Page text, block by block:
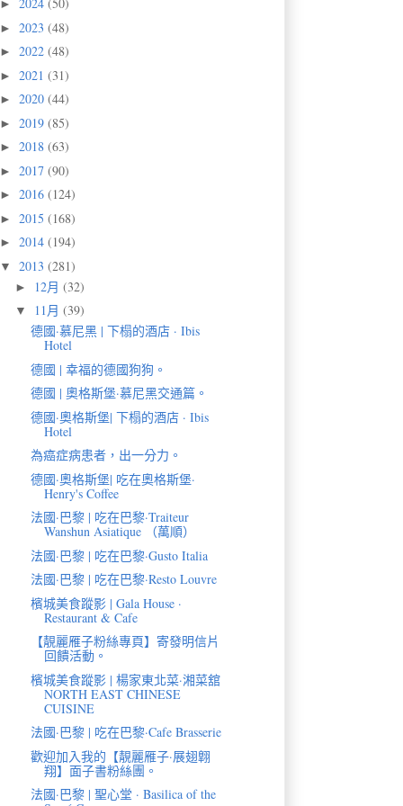
►
► 2023 (48)
► 2022 (48)
► 2021 (31)
► 2020 (44)
► 2019 (85)
► 2018 (63)
► 2017 (90)
► 2016 (124)
► 2015 (168)
► 2014 (194)
▼ 2013 (281)
► 12月 (32)
▼ 11月 (39)
德國·慕尼黑 | 下榻的酒店 · Ibis
Hotel
德國 | 幸福的德國狗狗。
德國 | 奧格斯堡·慕尼黑交通篇。
德國·奧格斯堡| 下榻的酒店 · Ibis
Hotel
為癌症病患者，出一分力。
德國·奧格斯堡| 吃在奧格斯堡·
Henry's Coffee
法國·巴黎 | 吃在巴黎·Traiteur
Wanshun Asiatique （萬順）
法國·巴黎 | 吃在巴黎·Gusto Italia
法國·巴黎 | 吃在巴黎·Resto Louvre
檳城美食蹤影 | Gala House ·
Restaurant & Cafe
【靚麗雁子粉絲專頁】寄發明信片
回饋活動。
檳城美食蹤影 | 楊家東北菜·湘菜舘
NORTH EAST CHINESE
CUISINE
法國·巴黎 | 吃在巴黎·Cafe Brasserie
歡迎加入我的【靚麗雁子·展翅翺
翔】面子書粉絲團。
法國·巴黎 | 聖心堂 · Basilica of the